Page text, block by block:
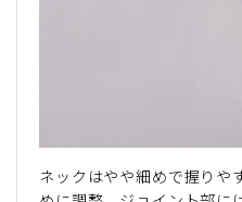
ネックはやや細めで握りや